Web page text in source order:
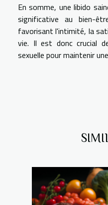
En somme, une libido
significative au bien-
favorisant l'intimité, la
vie. Il est donc crucial
sexuelle pour maintenir